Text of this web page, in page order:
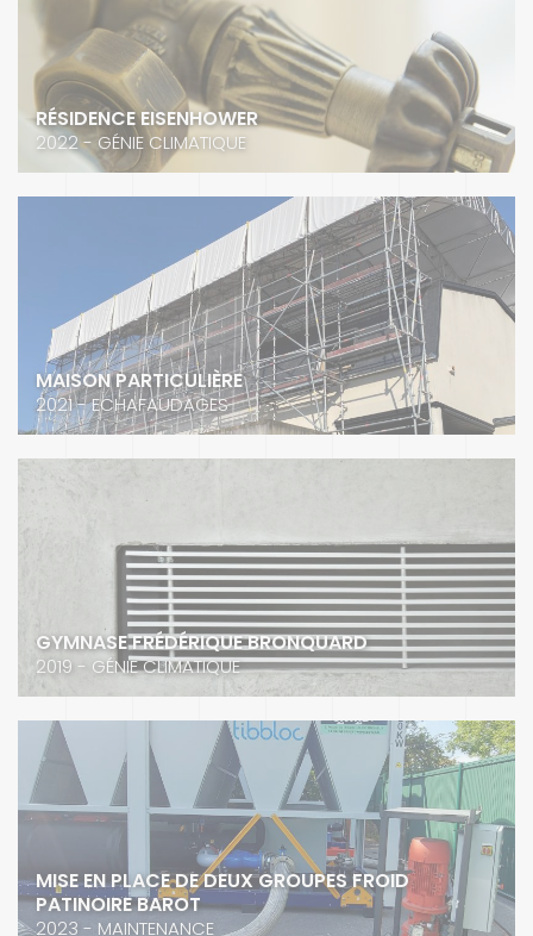
RÉSIDENCE EISENHOWER
2022 - GÉNIE CLIMATIQUE
MAISON PARTICULIÈRE
2021 - ECHAFAUDAGES
GYMNASE FRÉDÉRIQUE BRONQUARD
2019 - GÉNIE CLIMATIQUE
MISE EN PLACE DE DEUX GROUPES FROID
PATINOIRE BAROT
2023 - MAINTENANCE